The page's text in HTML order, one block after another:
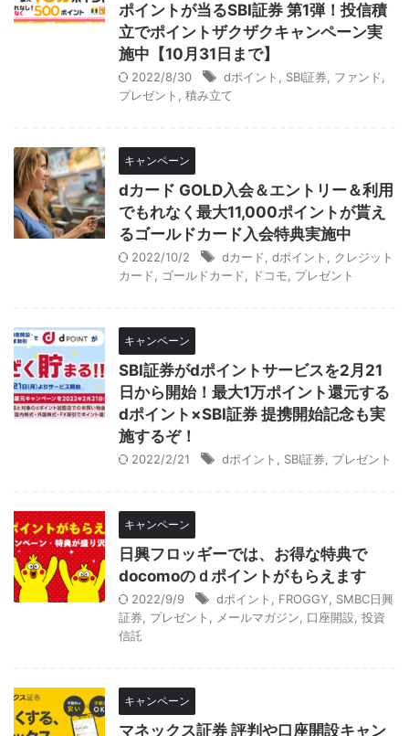
ポイントが当るSBI証券 第1弾！投信積
立でポイントザクザクキャンペーン実
施中【10月31日まで】
2022/8/30 dポイント SBI証券 ファンド
プレゼント
積み立て
キャンペーン
dカード GOLD入会＆エントリー＆利用
でもれなく最大11,000ポイントが貰え
るゴールドカード入会特典実施中
2022/10/2 dカード dポイント
クレジット
カード
ゴールドカード ドコモ プレゼント
キャンペーン
SBI証券がdポイントサービスを2月21
日から開始！最大1万ポイント還元する
dポイント×SBI証券 提携開始記念も実
施するぞ！
2022/2/21 dポイント SBI証券 プレゼント
キャンペーン
日興フロッギーでは、お得な特典で
docomoのｄポイントがもらえます
2022/9/9 dポイント FROGGY
SMBC日興
証券
プレゼント メールマガジン 口座開設 投資
信託
キャンペーン
マネックス証券 評判や口座開設キャン